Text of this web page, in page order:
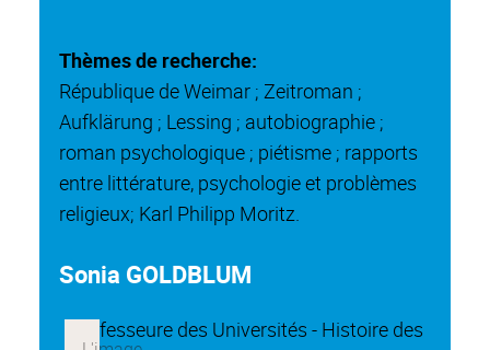
Thèmes de recherche:
République de Weimar ; Zeitroman ;
Aufklärung ; Lessing ; autobiographie ;
roman psychologique ; piétisme ; rapports
entre littérature, psychologie et problèmes
religieux; Karl Philipp Moritz.
Sonia GOLDBLUM
Professeure des Universités - Histoire des